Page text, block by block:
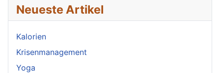
Neueste Artikel
Kalorien
Krisenmanagement
Yoga